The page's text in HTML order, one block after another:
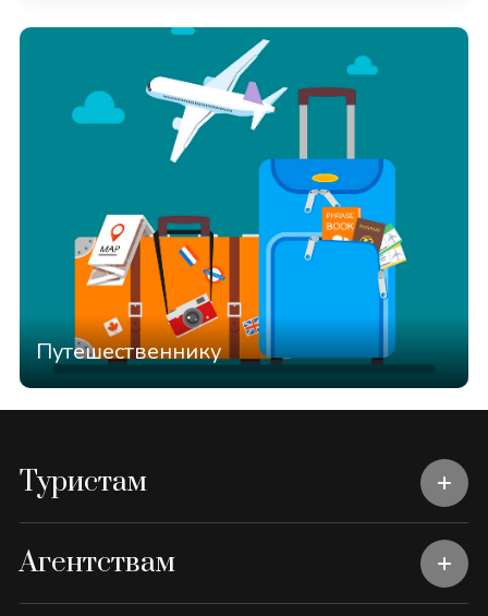
Путешественнику
Туристам
Агентствам